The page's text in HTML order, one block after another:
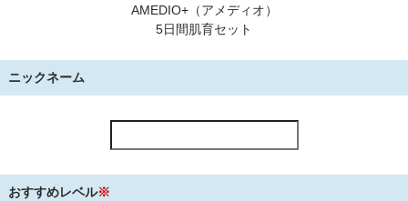
AMEDIO+（アメディオ）
5日間肌育セット
ニックネーム
おすすめレベル※